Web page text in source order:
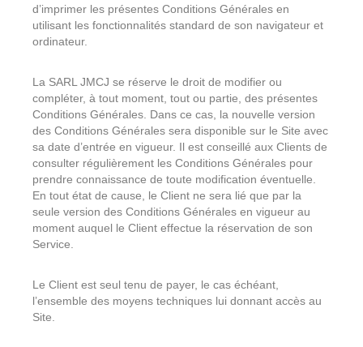
d’imprimer les présentes Conditions Générales en
utilisant les fonctionnalités standard de son navigateur et
ordinateur.
La SARL JMCJ se réserve le droit de modifier ou
compléter, à tout moment, tout ou partie, des présentes
Conditions Générales. Dans ce cas, la nouvelle version
des Conditions Générales sera disponible sur le Site avec
sa date d’entrée en vigueur. Il est conseillé aux Clients de
consulter régulièrement les Conditions Générales pour
prendre connaissance de toute modification éventuelle.
En tout état de cause, le Client ne sera lié que par la
seule version des Conditions Générales en vigueur au
moment auquel le Client effectue la réservation de son
Service.
Le Client est seul tenu de payer, le cas échéant,
l’ensemble des moyens techniques lui donnant accès au
Site.